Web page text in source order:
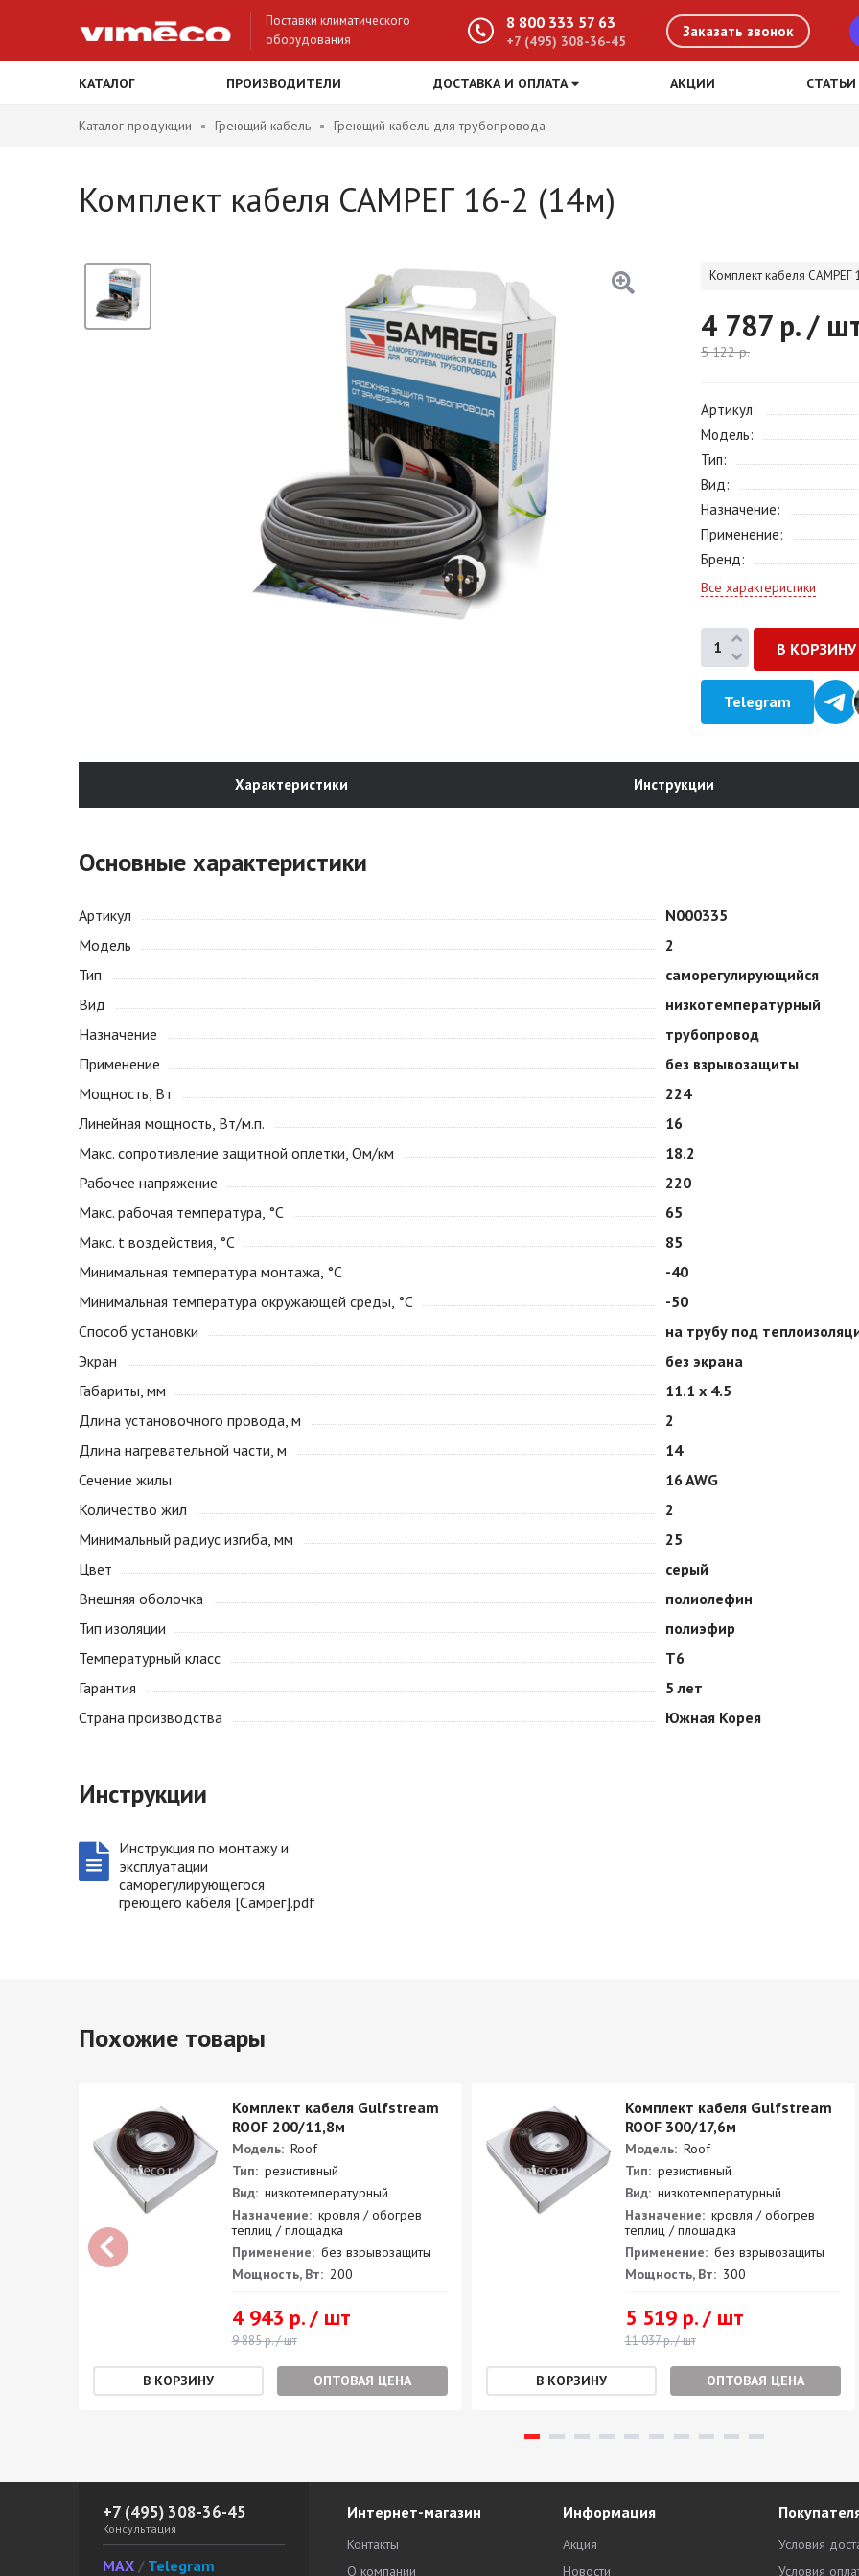
Поставки климатического
оборудования
8 800 333 57 63
+7 (495) 308-36-45
Заказать звонок
КАТАЛОГ ПРОИЗВОДИТЕЛИ ДОСТАВКА И ОПЛАТА АКЦИИ СТАТЬИ
Каталог продукции Греющий кабель Греющий кабель для трубопровода
Комплект кабеля САМРЕГ 16-2 (14м)
Комплект кабеля САМРЕГ
4 787р. /
5 122р.
Артикул
Модель
Тип
Вид
Назначение
Применение
Бренд
Все характеристики
Telegram
Характеристики Инструкции
Основные характеристики
Артикул
N000335
Модель
2
Тип
саморегулирующийся
Вид
низкотемпературный
Назначение
трубопровод
Применение
без взрывозащиты
Мощность, Вт
224
Линейная мощность, Вт/м.п.
16
Макс. сопротивление защитной оплетки, Ом/км
18.2
Рабочее напряжение
220
Макс. рабочая температура, °С
65
Макс. t воздействия, °С
85
Минимальная температура монтажа, °С
-40
Минимальная температура окружающей среды, °С
-50
Способ установки
на трубу под
Экран
без экрана
Габариты, мм
11.1 х 4.5
Длина установочного провода, м
2
Длина нагревательной части, м
14
Сечение жилы
16 AWG
Количество жил
2
Минимальный радиус изгиба, мм
25
Цвет
серый
Внешняя оболочка
полиолефин
Тип изоляции
полиэфир
Температурный класс
Т6
Гарантия
5 лет
Страна производства
Южная Корея
Инструкции
Инструкция по монтажу и
эксплуатации
саморегулирующегося
греющего кабеля [Самрег].pdf
Похожие товары
Комплект кабеля Gulfstream
ROOF 200/11,8м
Модель: Roof
Тип: резистивный
Вид: низкотемпературный
Назначение: кровля / обогрев
теплиц / площадка
Применение: без взрывозащиты
Мощность, Вт: 200
4 943 р. / шт
9 885 р. / шт
ОПТОВАЯ ЦЕНА
Комплект кабеля Gulfstream
ROOF 300/17,6м
Модель: Roof
Тип: резистивный
Вид: низкотемпературный
Назначение: кровля / обогрев
теплиц / площадка
Применение: без взрывозащиты
Мощность, Вт: 300
5 519 р. / шт
11 037 р. / шт
ОПТОВАЯ ЦЕНА
+7 (495) 308-36-45
Консультация
MAX / Telegram
Интернет-магазин
Контакты
О компании
Информация
Акция
Новости
Условия
Условия